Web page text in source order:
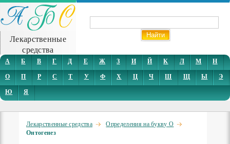
Лекарственные
средства
А Б В Г Д Е Ж З И Й К Л М
Н
О
П Р С Т У Ф Х Ц Ч Ш Щ Ы
Э
Ю
Я
Лекарственные средства Определения на букву О
Онтогенез